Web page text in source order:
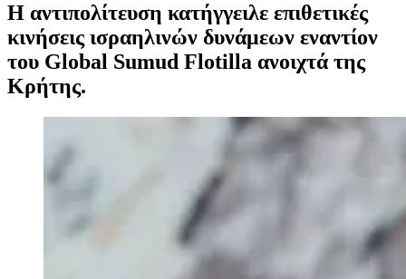
Η αντιπολίτευση κατήγγειλε επιθετικές
κινήσεις ισραηλινών δυνάμεων εναντίον
του Global Sumud Flotilla ανοιχτά της
Κρήτης.